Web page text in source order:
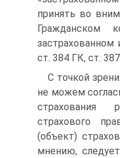
принять во
Гражданском
ст. 384 ГК, ст.
С точкой
не можем
страхования
страхового
(объект)
мнению,